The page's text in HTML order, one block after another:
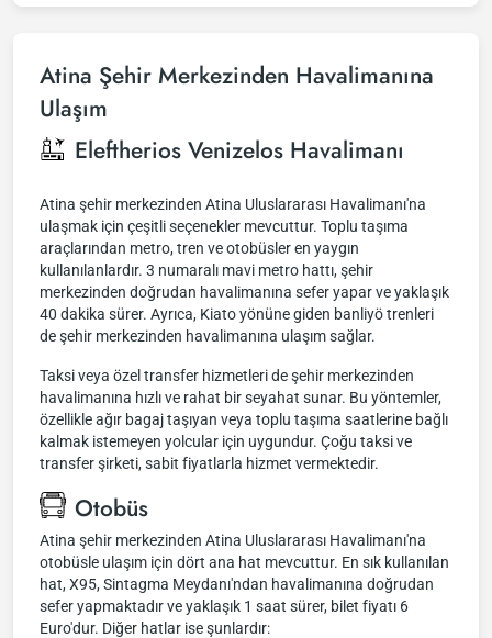
Atina Şehir Merkezinden Havalimanına
Ulaşım
Eleftherios Venizelos Havalimanı
Atina şehir merkezinden Atina Uluslararası Havalimanı'na
ulaşmak için çeşitli seçenekler mevcuttur. Toplu taşıma
araçlarından metro, tren ve otobüsler en yaygın
kullanılanlardır. 3 numaralı mavi metro hattı, şehir
merkezinden doğrudan havalimanına sefer yapar ve yaklaşık
40 dakika sürer. Ayrıca, Kiato yönüne giden banliyö trenleri
de şehir merkezinden havalimanına ulaşım sağlar.
Taksi veya özel transfer hizmetleri de şehir merkezinden
havalimanına hızlı ve rahat bir seyahat sunar. Bu yöntemler,
özellikle ağır bagaj taşıyan veya toplu taşıma saatlerine bağlı
kalmak istemeyen yolcular için uygundur. Çoğu taksi ve
transfer şirketi, sabit fiyatlarla hizmet vermektedir.
Otobüs
Atina şehir merkezinden Atina Uluslararası Havalimanı'na
otobüsle ulaşım için dört ana hat mevcuttur. En sık kullanılan
hat, X95, Sintagma Meydanı'ndan havalimanına doğrudan
sefer yapmaktadır ve yaklaşık 1 saat sürer, bilet fiyatı 6
Euro'dur. Diğer hatlar ise şunlardır: